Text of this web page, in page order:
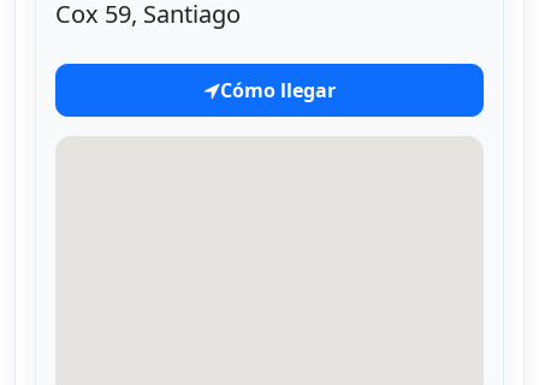
Cox 59, Santiago
Cómo llegar